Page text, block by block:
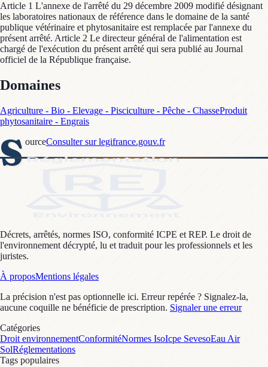
Article 1 L'annexe de l'arrêté du 29 décembre 2009 modifié désignant
les laboratoires nationaux de référence dans le domaine de la santé
publique vétérinaire et phytosanitaire est remplacée par l'annexe du
présent arrêté. Article 2 Le directeur général de l'alimentation est
chargé de l'exécution du présent arrêté qui sera publié au Journal
officiel de la République française.
Domaines
Agriculture - Bio - Elevage - Pisciculture - Pêche - ChasseProduit
phytosanitaire - Engrais
S ourceConsulter sur legifrance.gouv.fr
Décrets, arrêtés, normes ISO, conformité ICPE et REP. Le droit de
l'environnement décrypté, lu et traduit pour les professionnels et les
juristes.
À proposMentions légales
La précision n'est pas optionnelle ici. Erreur repérée ? Signalez-la,
aucune coquille ne bénéficie de prescription. Signaler une erreur
Catégories
Droit environnementConformitéNormes IsoIcpe SevesoEau Air
SolRéglementations
Tags populaires